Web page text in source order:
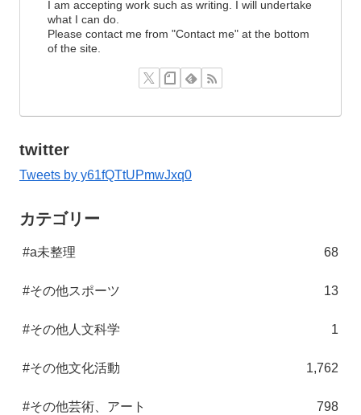
I am accepting work such as writing. I will undertake
what I can do.
Please contact me from "Contact me" at the bottom
of the site.
twitter
Tweets by y61fQTtUPmwJxq0
カテゴリー
#a未整理 68
#その他スポーツ 13
#その他人文科学 1
#その他文化活動 1,762
#その他芸術、アート 798